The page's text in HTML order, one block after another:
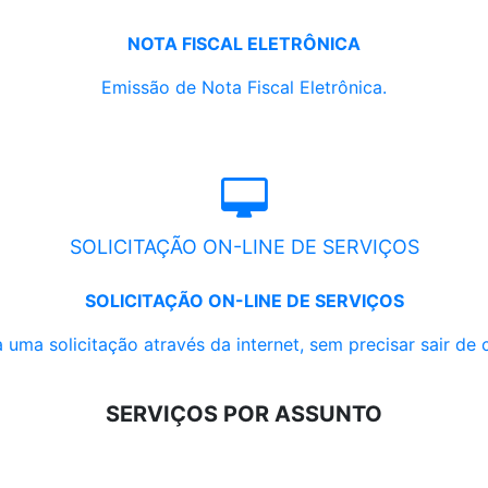
NOTA FISCAL ELETRÔNICA
Emissão de Nota Fiscal Eletrônica.
SOLICITAÇÃO ON-LINE DE SERVIÇOS
SOLICITAÇÃO ON-LINE DE SERVIÇOS
uma solicitação através da internet, sem precisar sair de
SERVIÇOS POR ASSUNTO